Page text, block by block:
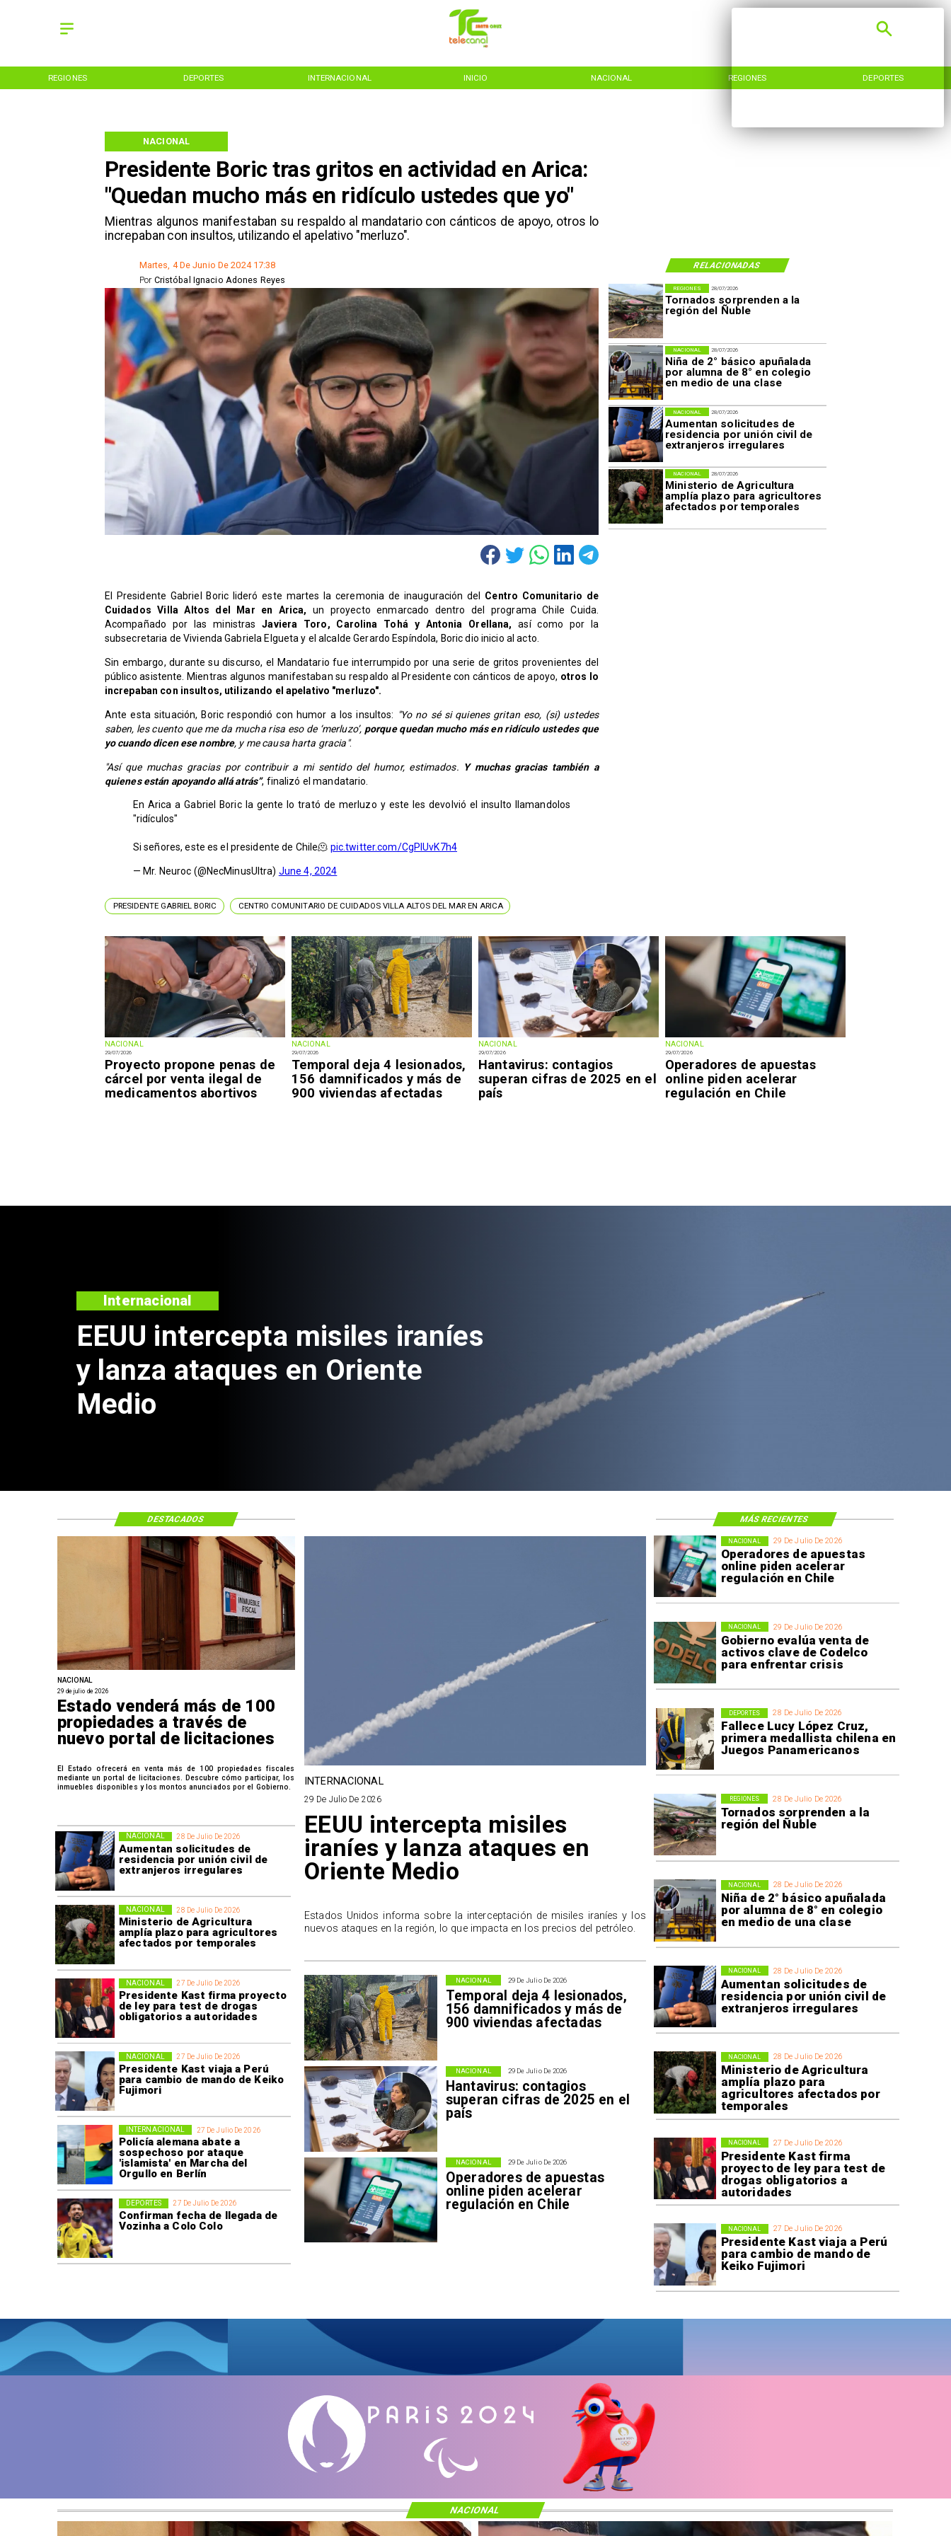
REGIONES DEPORTES INTERNACIONAL INICIO NACIONAL REGIONES DEPORTES
Presidente Boric tras gritos en actividad en Arica:
"Quedan mucho más en ridículo ustedes que yo"
​Mientras algunos manifestaban su respaldo al mandatario con cánticos de apoyo, otros lo
increpaban con insultos, utilizando el apelativo "merluzo".
NACIONAL
RELACIONADAS
Martes, 4 De Junio De 2024 17:38
Cristóbal Ignacio Adones Reyes
Por
NACIONAL
29/07/2026
Proyecto propone penas de
cárcel por venta ilegal de
medicamentos abortivos
NACIONAL
29/07/2026
Temporal deja 4 lesionados,
156 damnificados y más de
900 viviendas afectadas
NACIONAL
29/07/2026
Hantavirus: contagios
superan cifras de 2025 en el
país
NACIONAL
29/07/2026
Operadores de apuestas
online piden acelerar
regulación en Chile
28/07/2026
Tornados sorprenden a la
región del Ñuble
REGIONES
28/07/2026
Niña de 2° básico apuñalada
por alumna de 8° en colegio
en medio de una clase
NACIONAL
28/07/2026
Aumentan solicitudes de
residencia por unión civil de
extranjeros irregulares
NACIONAL
28/07/2026
Ministerio de Agricultura
amplía plazo para agricultores
afectados por temporales
NACIONAL
El Presidente Gabriel Boric lideró este martes la ceremonia de inauguración del Centro Comunitario de
Cuidados Villa Altos del Mar en Arica,
un proyecto enmarcado dentro del programa Chile Cuida.
Acompañado por las ministrasJaviera Toro, Carolina Tohá y Antonia Orellana, así como por la
subsecretaria de Vivienda Gabriela Elgueta y el alcalde Gerardo Espíndola, Boric dio inicio al acto.
Sin embargo, durante su discurso, el Mandatario fue interrumpido por una serie de gritos provenientes del
público asistente. Mientras algunos manifestaban su respaldo al Presidente con cánticos de apoyo, otros lo
increpaban con insultos, utilizando el apelativo "merluzo".
Ante esta situación, Boric respondió con humor a los insultos: "Yo no sé si quienes gritan eso, (si) ustedes
saben, les cuento que me da mucha risa eso de ‘merluzo’, porque quedan mucho más en ridículo ustedes que
yo cuando dicen ese nombre, y me causa harta gracia".
"Así que muchas gracias por contribuir a mi sentido del humor, estimados. Y muchas gracias también a
quienes están apoyando allá atrás”, finalizó el mandatario.
En Arica a Gabriel Boric la gente lo trató de merluzo y este les devolvió el insulto llamandolos
"ridículos"
Si señores, este es el presidente de Chile🫠 pic.twitter.com/CgPlUvK7h4
— Mr. Neuroc (@NecMinusUltra) June 4, 2024
PRESIDENTE GABRIEL BORIC CENTRO COMUNITARIO DE CUIDADOS VILLA ALTOS DEL MAR EN ARICA
Estado venderá más de 100
propiedades a través de nuevo
portal de licitaciones
Nacional
29 De Julio De 2026
Operadores de apuestas
online piden acelerar
regulación en Chile
NACIONAL
29 De Julio De 2026
Gobierno evalúa venta de
activos clave de Codelco
para enfrentar crisis
NACIONAL
28 De Julio De 2026
Fallece Lucy López Cruz,
primera medallista chilena en
Juegos Panamericanos
DEPORTES
28 De Julio De 2026
Tornados sorprenden a la
región del Ñuble
REGIONES
28 De Julio De 2026
Niña de 2° básico apuñalada
por alumna de 8° en colegio
en medio de una clase
NACIONAL
28 De Julio De 2026
Aumentan solicitudes de
residencia por unión civil de
extranjeros irregulares
NACIONAL
28 De Julio De 2026
Ministerio de Agricultura
amplía plazo para
agricultores afectados por
temporales
NACIONAL
27 De Julio De 2026
Presidente Kast firma
proyecto de ley para test de
drogas obligatorios a
autoridades
NACIONAL
27 De Julio De 2026
Presidente Kast viaja a Perú
para cambio de mando de
Keiko Fujimori
NACIONAL
28 De Julio De 2026
Aumentan solicitudes de
residencia por unión civil de
extranjeros irregulares
NACIONAL
28 De Julio De 2026
Ministerio de Agricultura
amplía plazo para agricultores
afectados por temporales
NACIONAL
27 De Julio De 2026
Presidente Kast firma proyecto
de ley para test de drogas
obligatorios a autoridades
NACIONAL
27 De Julio De 2026
Presidente Kast viaja a Perú
para cambio de mando de Keiko
Fujimori
NACIONAL
27 De Julio De 2026
Policía alemana abate a
sospechoso por ataque
'islamista' en Marcha del
Orgullo en Berlín
INTERNACIONAL
27 De Julio De 2026
Confirman fecha de llegada de
Vozinha a Colo Colo
DEPORTES
29 De Julio De 2026
Temporal deja 4 lesionados,
156 damnificados y más de
900 viviendas afectadas
NACIONAL
29 De Julio De 2026
Hantavirus: contagios
superan cifras de 2025 en el
país
NACIONAL
29 De Julio De 2026
Operadores de apuestas
online piden acelerar
regulación en Chile
NACIONAL
NACIONAL
29 de julio de 2026
Estado venderá más de 100
propiedades a través de
nuevo portal de licitaciones
El Estado ofrecerá en venta más de 100 propiedades fiscales
mediante un portal de licitaciones. Descubre cómo participar, los
inmuebles disponibles y los montos anunciados por el Gobierno.
INTERNACIONAL
29 De Julio De 2026
EEUU intercepta misiles
iraníes y lanza ataques en
Oriente Medio
Estados Unidos informa sobre la interceptación de misiles iraníes y los
nuevos ataques en la región, lo que impacta en los precios del petróleo.
DESTACADOS MÁS RECIENTES
NACIONAL